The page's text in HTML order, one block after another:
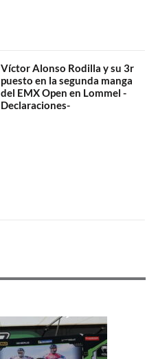
Víctor Alonso Rodilla y su 3r
puesto en la segunda manga
del EMX Open en Lommel -
Declaraciones-